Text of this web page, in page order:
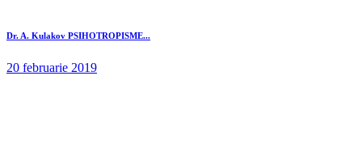
Dr. A. Kulakov PSIHOTROPISME...
20 februarie 2019